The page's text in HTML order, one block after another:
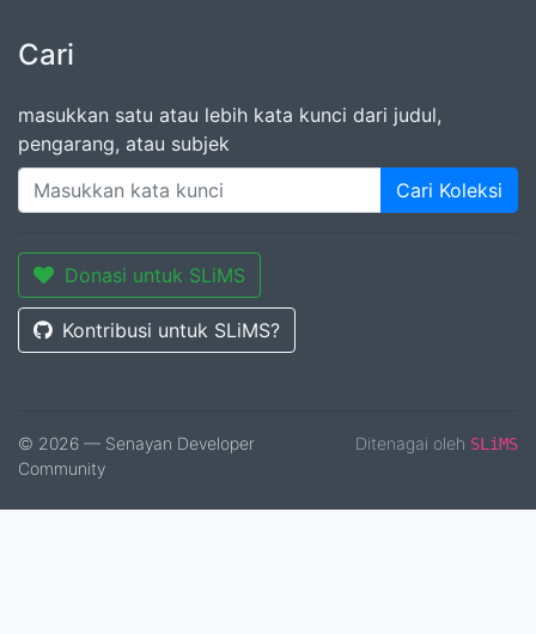
Cari
masukkan satu atau lebih kata kunci dari judul,
pengarang, atau subjek
Cari Koleksi
Donasi untuk SLiMS
Kontribusi untuk SLiMS?
© 2026 — Senayan Developer
Community
Ditenagai oleh SLiMS